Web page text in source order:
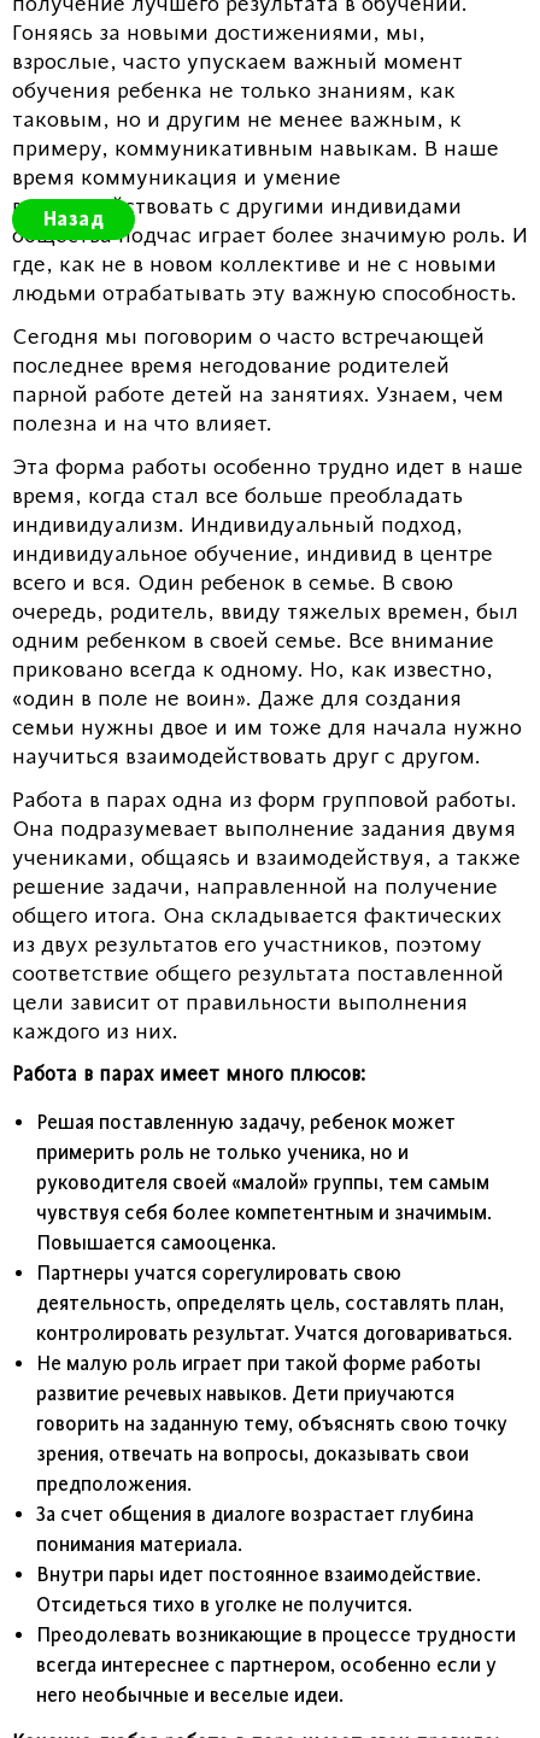
Назад
Гоняясь за новыми достижениями, мы,
взрослые, часто упускаем важный момент
обучения ребенка не только знаниям, как
таковым, но и другим не менее важным, к
примеру, коммуникативным навыкам. В наше
время коммуникация и умение
взаимодействовать с другими индивидами
общества подчас играет более значимую роль. И
где, как не в новом коллективе и не с новыми
людьми отрабатывать эту важную способность.
Сегодня мы поговорим о часто встречающей
последнее время негодование родителей
парной работе детей на занятиях. Узнаем, чем
полезна и на что влияет.
Эта форма работы особенно трудно идет в наше
время, когда стал все больше преобладать
индивидуализм. Индивидуальный подход,
индивидуальное обучение, индивид в центре
всего и вся. Один ребенок в семье. В свою
очередь, родитель, ввиду тяжелых времен, был
одним ребенком в своей семье. Все внимание
приковано всегда к одному. Но, как известно,
«один в поле не воин». Даже для создания
семьи нужны двое и им тоже для начала нужно
научиться взаимодействовать друг с другом.
Работа в парах одна из форм групповой работы.
Она подразумевает выполнение задания двумя
учениками, общаясь и взаимодействуя, а также
решение задачи, направленной на получение
общего итога. Она складывается фактических
из двух результатов его участников, поэтому
соответствие общего результата поставленной
цели зависит от правильности выполнения
каждого из них.
Работа в парах имеет много плюсов:
Решая поставленную задачу, ребенок может
примерить роль не только ученика, но и
руководителя своей «малой» группы, тем самым
чувствуя себя более компетентным и значимым.
Повышается самооценка.
Партнеры учатся сорегулировать свою
деятельность, определять цель, составлять план,
контролировать результат. Учатся договариваться.
Не малую роль играет при такой форме работы
развитие речевых навыков. Дети приучаются
говорить на заданную тему, объяснять свою точку
зрения, отвечать на вопросы, доказывать свои
предположения.
За счет общения в диалоге возрастает глубина
понимания материала.
Внутри пары идет постоянное взаимодействие.
Отсидеться тихо в уголке не получится.
Преодолевать возникающие в процессе трудности
всегда интереснее с партнером, особенно если у
него необычные и веселые идеи.